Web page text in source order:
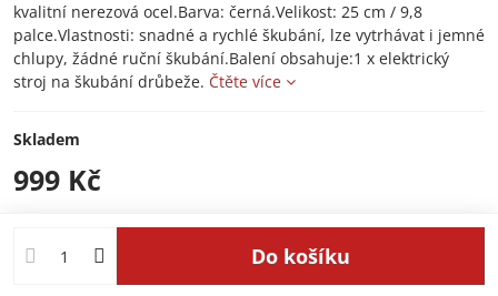
kvalitní nerezová ocel.Barva: černá.Velikost: 25 cm / 9,8
palce.Vlastnosti: snadné a rychlé škubání, lze vytrhávat i jemné
chlupy, žádné ruční škubání.Balení obsahuje:1 x elektrický
stroj na škubání drůbeže. Čtěte více
Skladem
999 Kč
Do košíku